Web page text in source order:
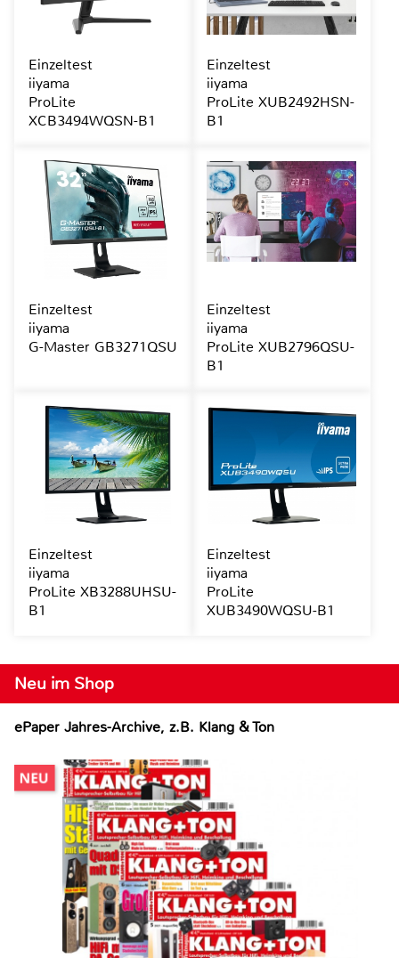
Neu im Shop
ePaper Jahres-Archive, z.B. Klang & Ton
Einzeltest
iiyama
ProLite
XCB3494WQSN-B1
Einzeltest
iiyama
ProLite XUB2492HSN-
B1
Einzeltest
iiyama
G-Master GB3271QSU
Einzeltest
iiyama
ProLite XUB2796QSU-
B1
Einzeltest
iiyama
ProLite XB3288UHSU-
B1
Einzeltest
iiyama
ProLite
XUB3490WQSU-B1